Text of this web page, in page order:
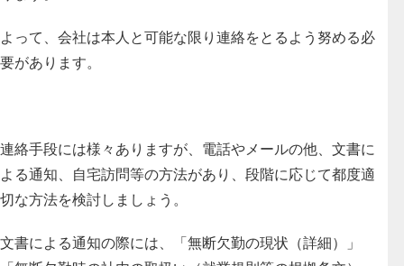
よって、会社は本人と可能な限り連絡をとるよう努める必
要があります。
連絡手段には様々ありますが、電話やメールの他、文書に
よる通知、自宅訪問等の方法があり、段階に応じて都度適
切な方法を検討しましょう。
文書による通知の際には、「無断欠勤の現状（詳細）」